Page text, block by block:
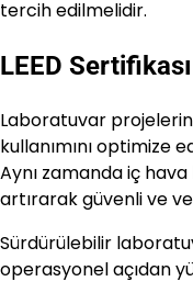
tercih edilmelidir.
LEED
Laboratuvar
kullanımını optimize
Aynı zamanda iç
artırarak güvenli ve
Sürdürülebilir
operasyonel açıdan